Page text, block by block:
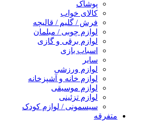
پوشاک
کالای خواب
فرش / گلیم / قالیچه
لوازم چوبی / مبلمان
لوازم برقی و گازی
اسباب بازی
سایر
لوازم ورزشی
لوازم خانه و آشپزخانه
لوازم موسیقی
لوازم تزئینی
سیسمونی / لوازم کودک
متفرقه